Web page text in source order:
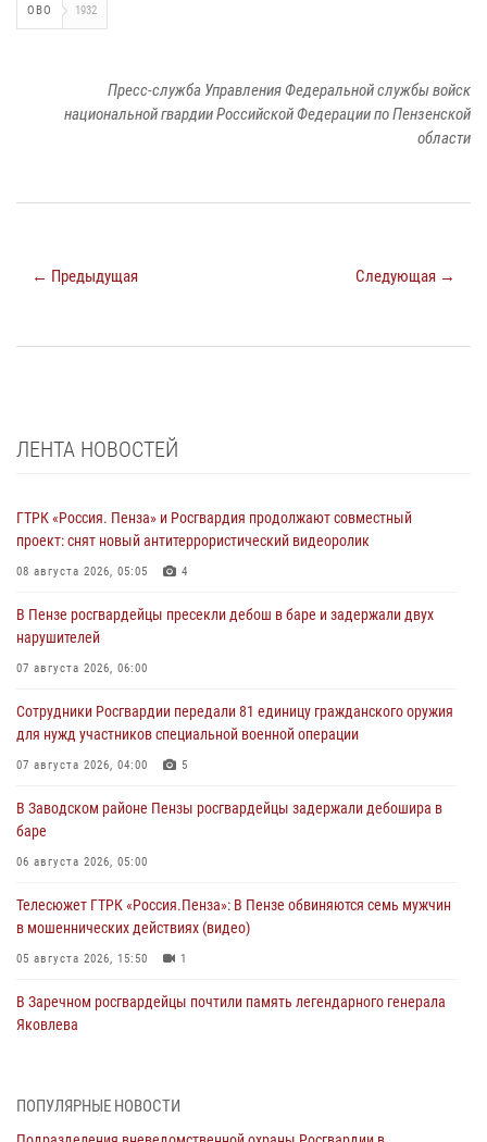
ОВО 1932
Пресс-служба Управления Федеральной службы войск
национальной гвардии Российской Федерации по Пензенской
области
← Предыдущая Следующая →
ЛЕНТА НОВОСТЕЙ
ГТРК «Россия. Пенза» и Росгвардия продолжают совместный
проект: снят новый антитеррористический видеоролик
08 августа 2026, 05:05 4
В Пензе росгвардейцы пресекли дебош в баре и задержали двух
нарушителей
07 августа 2026, 06:00
Сотрудники Росгвардии передали 81 единицу гражданского оружия
для нужд участников специальной военной операции
07 августа 2026, 04:00 5
В Заводском районе Пензы росгвардейцы задержали дебошира в
баре
06 августа 2026, 05:00
Телесюжет ГТРК «Россия.Пенза»: В Пензе обвиняются семь мужчин
в мошеннических действиях (видео)
05 августа 2026, 15:50 1
В Заречном росгвардейцы почтили память легендарного генерала
Яковлева
Сотрудники пензенского ОМОН «Страж» познакомили участников
ПОПУЛЯРНЫЕ НОВОСТИ